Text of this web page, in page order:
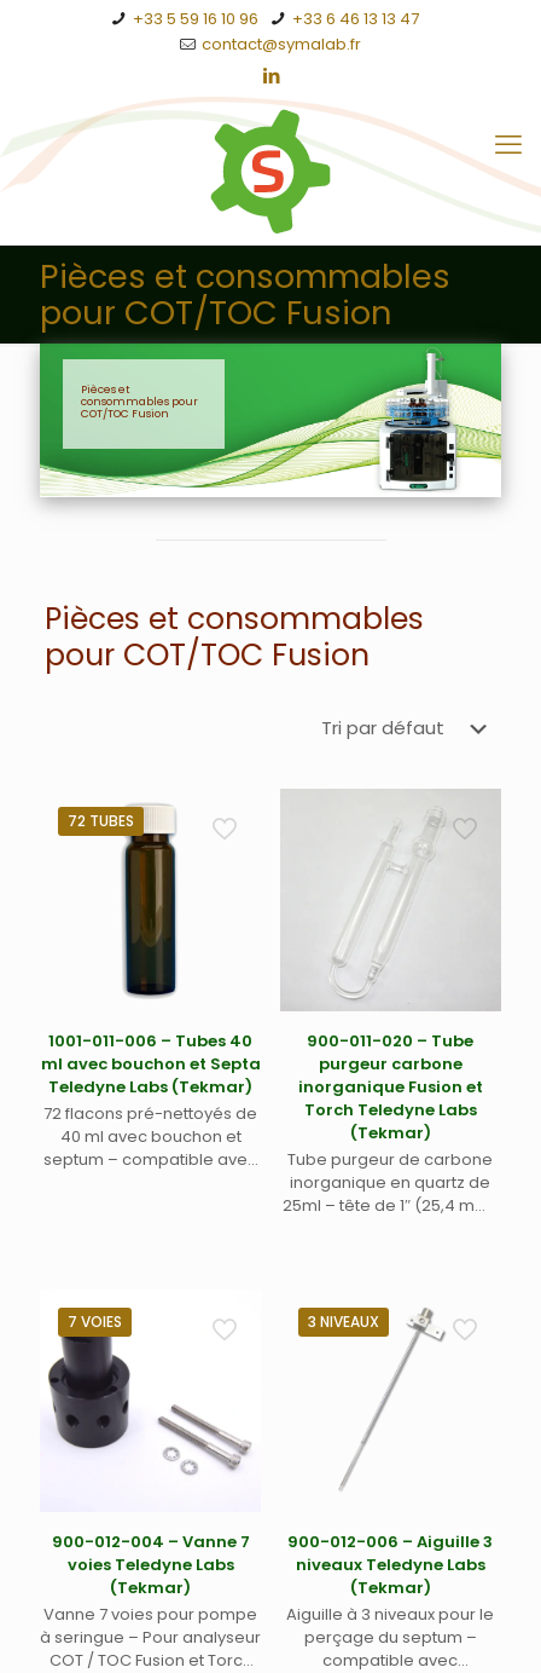
+33 5 59 16 10 96
+33 6 46 13 13 47
contact@symalab.fr
Pièces et consommables
pour COT/TOC Fusion
Pièces et
consommables pour
COT/TOC Fusion
Pièces et consommables
pour COT/TOC Fusion
72 TUBES
1001-011-006 – Tubes 40
ml avec bouchon et Septa
Teledyne Labs (Tekmar)
72 flacons pré-nettoyés de
40 ml avec bouchon et
septum – compatible avec
900-011-020 – Tube
purgeur carbone
inorganique Fusion et
Torch Teledyne Labs
(Tekmar)
Tube purgeur de carbone
inorganique en quartz de
25ml – tête de 1″ (25,4 mm)
7 VOIES
900-012-004 – Vanne 7
voies Teledyne Labs
(Tekmar)
Vanne 7 voies pour pompe
à seringue – Pour analyseur
COT / TOC Fusion et Torch
3 NIVEAUX
900-012-006 – Aiguille 3
niveaux Teledyne Labs
(Tekmar)
Aiguille à 3 niveaux pour le
perçage du septum –
compatible avec